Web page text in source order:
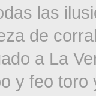
las
de
a La
y feo